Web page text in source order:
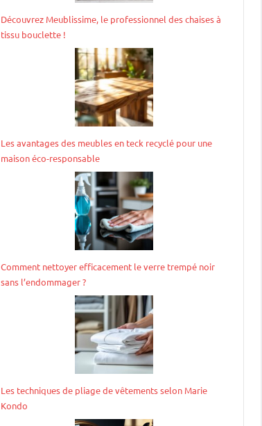
Découvrez Meublissime, le professionnel des chaises à
tissu bouclette !
Les avantages des meubles en teck recyclé pour une
maison éco-responsable
Comment nettoyer efficacement le verre trempé noir
sans l’endommager ?
Les techniques de pliage de vêtements selon Marie
Kondo